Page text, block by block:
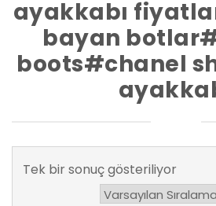
ayakkabı
bayan
boots#chanel
Tek bir sonuç gösteriliyor